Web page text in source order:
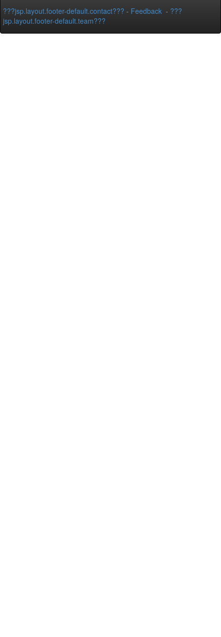
???jsp.layout.footer-default.contact??? - Feedback - ???
jsp.layout.footer-default.team???